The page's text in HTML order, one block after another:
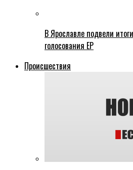
В Ярославле подвели
голосования ЕР
Происшествия